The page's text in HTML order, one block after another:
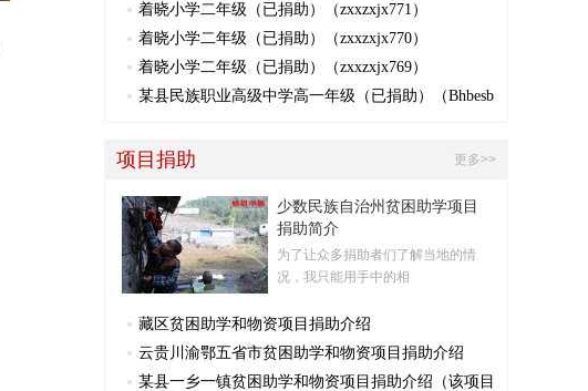
着晓小学二年级（已捐助）（zxxzxjx771）
着晓小学二年级（已捐助）（zxxzxjx770）
着晓小学二年级（已捐助）（zxxzxjx769）
某县民族职业高级中学高一年级（已捐助）（Bhbesb
更多>>
项目捐助
少数民族自治州贫困助学项目
捐助简介
为了让众多捐助者们了解当地的情
况，我只能用手中的相
藏区贫困助学和物资项目捐助介绍
云贵川渝鄂五省市贫困助学和物资项目捐助介绍
某县一乡一镇贫困助学和物资项目捐助介绍（该项目